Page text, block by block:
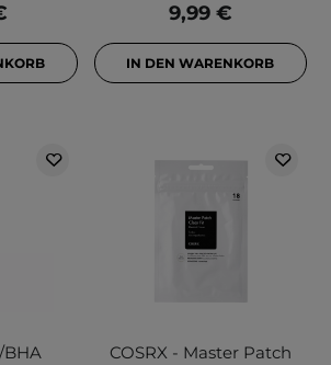
9,99 €
IN DEN WARENKORB
BHA
COSRX - Master Patch